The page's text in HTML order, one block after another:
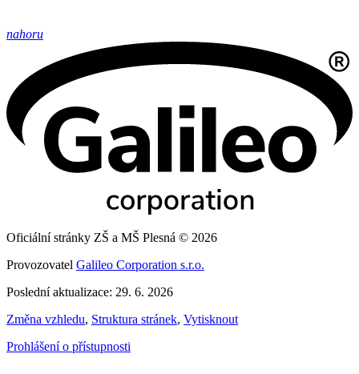
nahoru
Oficiální stránky ZŠ a MŠ Plesná © 2026
Provozovatel Galileo Corporation s.r.o.
Poslední aktualizace: 29. 6. 2026
Změna vzhledu, Struktura stránek, Vytisknout
Prohlášení o přístupnosti